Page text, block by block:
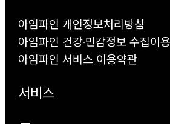
아임파인 개인정보처리방침
아임파인 건강·민감정보 수집이용
아임파인 서비스 이용약관
서비스